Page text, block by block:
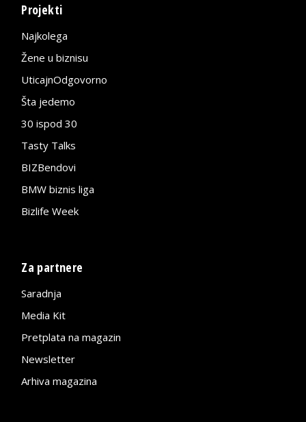
Projekti
Najkolega
Žene u biznisu
UticajnOdgovorno
Šta jedemo
30 ispod 30
Tasty Talks
BIZBendovi
BMW biznis liga
Bizlife Week
Za partnere
Saradnja
Media Kit
Pretplata na magazin
Newsletter
Arhiva magazina